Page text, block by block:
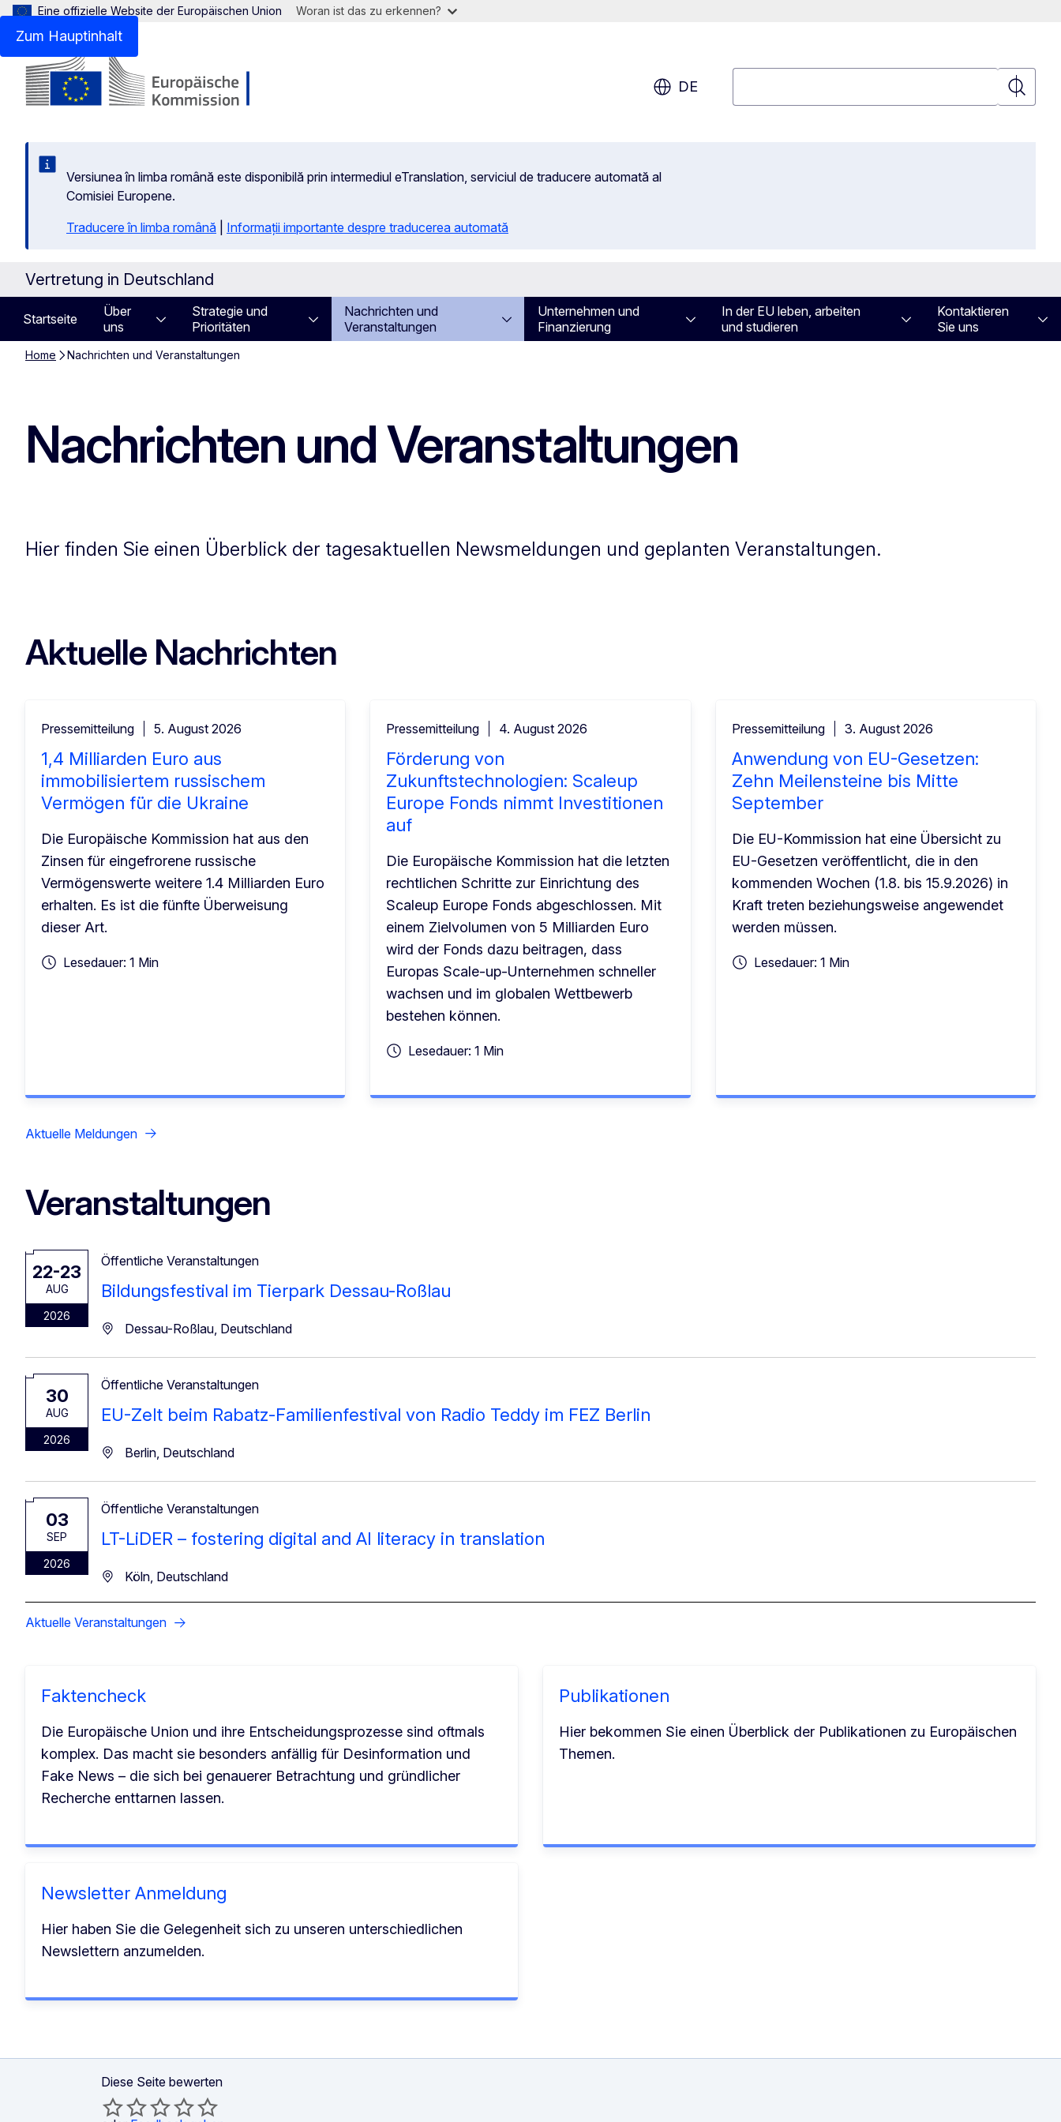
Zum Hauptinhalt
Eine offizielle Website der Europäischen Union Woran ist das zu erkennen?
DE
Suchen
Versiunea în limba română este disponibilă prin intermediul eTranslation, serviciul de traducere automată al
Comisiei Europene.
Traducere în limba română
Informații importante despre traducerea automată
Vertretung in Deutschland
Startseite
Über
uns
Strategie und
Prioritäten
Nachrichten und
Veranstaltungen
Unternehmen und
Finanzierung
In der EU leben, arbeiten
und studieren
Kontaktieren
Sie uns
Home Nachrichten und Veranstaltungen
Nachrichten und Veranstaltungen
Hier finden Sie einen Überblick der tagesaktuellen Newsmeldungen und geplanten Veranstaltungen.
Aktuelle Nachrichten
Pressemitteilung 5. August 2026
1,4 Milliarden Euro aus
immobilisiertem russischem
Vermögen für die Ukraine
Die Europäische Kommission hat aus den
Zinsen für eingefrorene russische
Vermögenswerte weitere 1.4 Milliarden Euro
erhalten. Es ist die fünfte Überweisung
dieser Art.
Lesedauer: 1 Min
Pressemitteilung 4. August 2026
Förderung von
Zukunftstechnologien: Scaleup
Europe Fonds nimmt Investitionen
auf
Die Europäische Kommission hat die letzten
rechtlichen Schritte zur Einrichtung des
Scaleup Europe Fonds abgeschlossen. Mit
einem Zielvolumen von 5 Milliarden Euro
wird der Fonds dazu beitragen, dass
Europas Scale-up-Unternehmen schneller
wachsen und im globalen Wettbewerb
bestehen können.
Lesedauer: 1 Min
Pressemitteilung 3. August 2026
Anwendung von EU-Gesetzen:
Zehn Meilensteine bis Mitte
September
Die EU-Kommission hat eine Übersicht zu
EU-Gesetzen veröffentlicht, die in den
kommenden Wochen (1.8. bis 15.9.2026) in
Kraft treten beziehungsweise angewendet
werden müssen.
Lesedauer: 1 Min
Aktuelle Meldungen
Veranstaltungen
22-23
AUG
2026
Öffentliche Veranstaltungen
Bildungsfestival im Tierpark Dessau-Roßlau
Dessau-Roßlau, Deutschland
30
AUG
2026
Öffentliche Veranstaltungen
EU-Zelt beim Rabatz-Familienfestival von Radio Teddy im FEZ Berlin
Berlin, Deutschland
03
SEP
2026
Öffentliche Veranstaltungen
LT-LiDER – fostering digital and AI literacy in translation
Köln, Deutschland
Aktuelle Veranstaltungen
Faktencheck
Die Europäische Union und ihre Entscheidungsprozesse sind oftmals
komplex. Das macht sie besonders anfällig für Desinformation und
Fake News – die sich bei genauerer Betrachtung und gründlicher
Recherche enttarnen lassen.
Publikationen
Hier bekommen Sie einen Überblick der Publikationen zu Europäischen
Themen.
Newsletter Anmeldung
Hier haben Sie die Gelegenheit sich zu unseren unterschiedlichen
Newslettern anzumelden.
Diese Seite bewerten